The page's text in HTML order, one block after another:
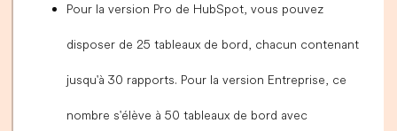
Pour la version Pro de HubSpot, vous pouvez
disposer de 25 tableaux de bord, chacun contenant
jusqu'à 30 rapports. Pour la version Entreprise, ce
nombre s'élève à 50 tableaux de bord avec